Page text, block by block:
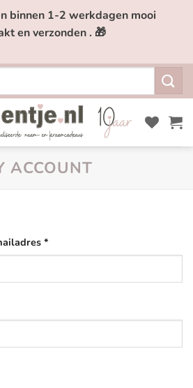
binnen 1-2 werkdagen mooi
en verzonden . 🎁
ACCOUNT
*